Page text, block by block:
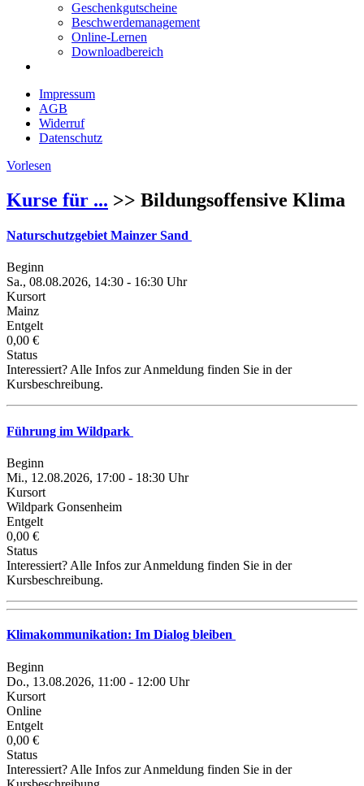
Geschenkgutscheine
Beschwerdemanagement
Online-Lernen
Downloadbereich
Impressum
AGB
Widerruf
Datenschutz
Vorlesen
Kurse für ... >> Bildungsoffensive Klima
Naturschutzgebiet Mainzer Sand
Beginn
Sa., 08.08.2026, 14:30 - 16:30 Uhr
Kursort
Mainz
Entgelt
0,00 €
Status
Interessiert? Alle Infos zur Anmeldung finden Sie in der
Kursbeschreibung.
Führung im Wildpark
Beginn
Mi., 12.08.2026, 17:00 - 18:30 Uhr
Kursort
Wildpark Gonsenheim
Entgelt
0,00 €
Status
Interessiert? Alle Infos zur Anmeldung finden Sie in der
Kursbeschreibung.
Klimakommunikation: Im Dialog bleiben
Beginn
Do., 13.08.2026, 11:00 - 12:00 Uhr
Kursort
Online
Entgelt
0,00 €
Status
Interessiert? Alle Infos zur Anmeldung finden Sie in der